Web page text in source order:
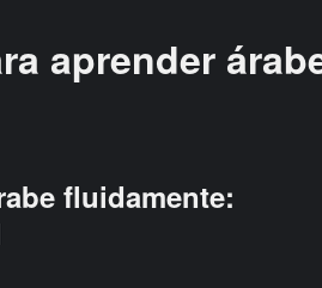
aprender
fluidamente: